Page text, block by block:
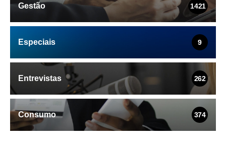
Gestão 1421
Especiais 9
Entrevistas 262
Consumo 374